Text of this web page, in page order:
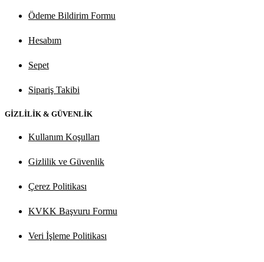
Ödeme Bildirim Formu
Hesabım
Sepet
Sipariş Takibi
GİZLİLİK & GÜVENLİK
Kullanım Koşulları
Gizlilik ve Güvenlik
Çerez Politikası
KVKK Başvuru Formu
Veri İşleme Politikası